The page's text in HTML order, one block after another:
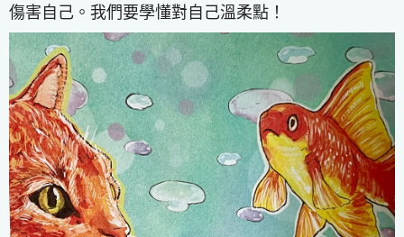
傷害自己。我們要學懂對自己溫柔點！